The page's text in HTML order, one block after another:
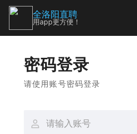
密码登录
请使用账号密码登录
全洛阳直聘
用app更方便！